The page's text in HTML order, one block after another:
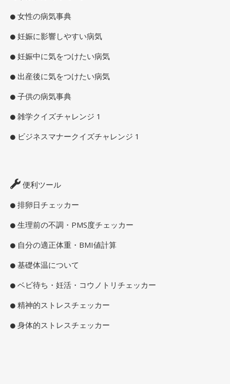
女性の病気事典
妊娠に影響しやすい病気
妊娠中に気をつけたい病気
出産後に気をつけたい病気
子供の病気事典
雑学クイズチャレンジ 1
ビジネスマナークイズチャレンジ 1
便利ツール
排卵日チェッカー
生理前の不調・PMS度チェッカー
自分の適正体重・BMI値計算
基礎体温について
ベビ待ち・妊活・コウノトリチェッカー
精神的ストレスチェッカー
身体的ストレスチェッカー